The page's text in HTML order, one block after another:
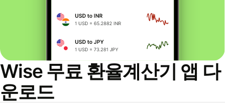
Wise 무료 환율계산기 앱 다
운로드